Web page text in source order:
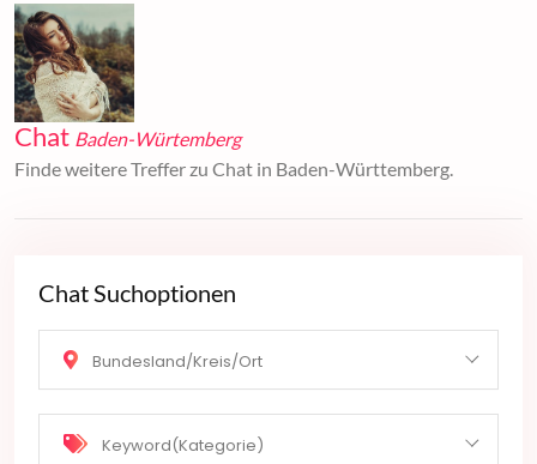
Chat Baden-Würtemberg
Finde weitere Treffer zu Chat in Baden-Württemberg.
Chat Suchoptionen
Bundesland/Kreis/Ort
Keyword(Kategorie)